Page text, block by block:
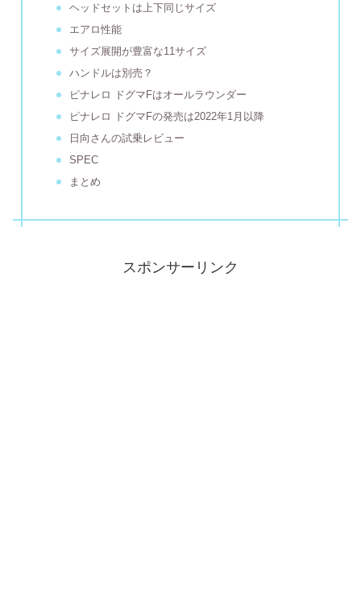
ヘッドセットは上下同じサイズ
エアロ性能
サイズ展開が豊富な11サイズ
ハンドルは別売？
ピナレロ ドグマFはオールラウンダー
ピナレロ ドグマFの発売は2022年1月以降
日向さんの試乗レビュー
SPEC
まとめ
スポンサーリンク